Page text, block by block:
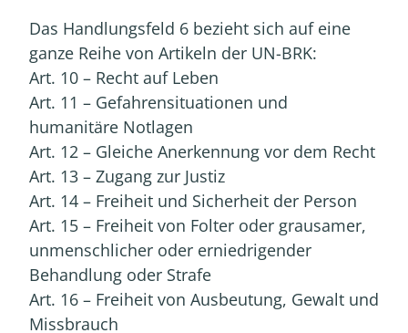
Das Handlungsfeld 6 bezieht sich auf eine
ganze Reihe von Artikeln der UN-BRK:
Art. 10 – Recht auf Leben
Art. 11 – Gefahrensituationen und
humanitäre Notlagen
Art. 12 – Gleiche Anerkennung vor dem Recht
Art. 13 – Zugang zur Justiz
Art. 14 – Freiheit und Sicherheit der Person
Art. 15 – Freiheit von Folter oder grausamer,
unmenschlicher oder erniedrigender
Behandlung oder Strafe
Art. 16 – Freiheit von Ausbeutung, Gewalt und
Missbrauch